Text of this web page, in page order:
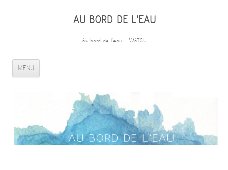
AU BORD DE L'EAU
Au bord de l'eau – WATSU
MENU